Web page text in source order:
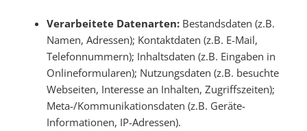
Verarbeitete Datenarten: Bestandsdaten (z.B.
Namen, Adressen); Kontaktdaten (z.B. E-Mail,
Telefonnummern); Inhaltsdaten (z.B. Eingaben in
Onlineformularen); Nutzungsdaten (z.B. besuchte
Webseiten, Interesse an Inhalten, Zugriffszeiten);
Meta-/Kommunikationsdaten (z.B. Geräte-
Informationen, IP-Adressen).